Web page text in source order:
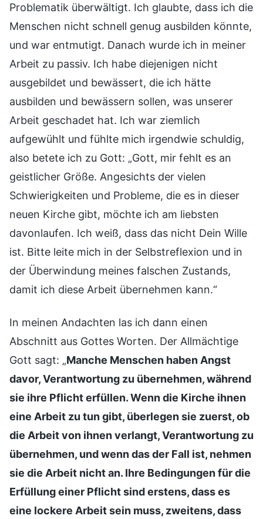
Problematik überwältigt. Ich glaubte, dass ich die
Menschen nicht schnell genug ausbilden könnte,
und war entmutigt. Danach wurde ich in meiner
Arbeit zu passiv. Ich habe diejenigen nicht
ausgebildet und bewässert, die ich hätte
ausbilden und bewässern sollen, was unserer
Arbeit geschadet hat. Ich war ziemlich
aufgewühlt und fühlte mich irgendwie schuldig,
also betete ich zu Gott: „Gott, mir fehlt es an
geistlicher Größe. Angesichts der vielen
Schwierigkeiten und Probleme, die es in dieser
neuen Kirche gibt, möchte ich am liebsten
davonlaufen. Ich weiß, dass das nicht Dein Wille
ist. Bitte leite mich in der Selbstreflexion und in
der Überwindung meines falschen Zustands,
damit ich diese Arbeit übernehmen kann.“
In meinen Andachten las ich dann einen
Abschnitt aus Gottes Worten. Der Allmächtige
Gott sagt: „Manche Menschen haben Angst
davor, Verantwortung zu übernehmen, während
sie ihre Pflicht erfüllen. Wenn die Kirche ihnen
eine Arbeit zu tun gibt, überlegen sie zuerst, ob
die Arbeit von ihnen verlangt, Verantwortung zu
übernehmen, und wenn das der Fall ist, nehmen
sie die Arbeit nicht an. Ihre Bedingungen für die
Erfüllung einer Pflicht sind erstens, dass es
eine lockere Arbeit sein muss, zweitens, dass